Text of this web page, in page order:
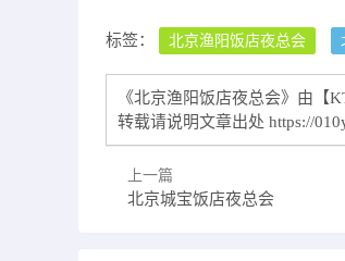
标签： 北京渔阳饭店夜总会
《北京渔阳饭店夜总会》由【
转载请说明文章出处 https://
上一篇
北京城宝饭店夜总会